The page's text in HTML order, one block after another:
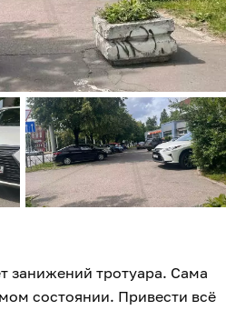
занижений тротуара. Сама
состоянии. Привести всё